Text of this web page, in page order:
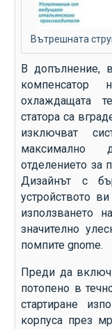
Вътрешната
В допълнение,
компенсатор
охлаждащата
статора са
изключват
максимално
отделението за
Дизайнът с
устройството
използването
значително
помпите gnome.
Преди да
потопено в
стартиране
корпуса през